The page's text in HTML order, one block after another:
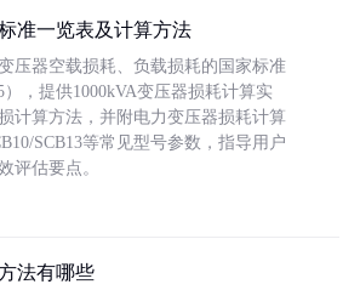
准一览表及计算方法
压器空载损耗、负载损耗的国家标准
），提供1000kVA变压器损耗计算实
计算方法，并附电力变压器损耗计算
SCB13等常见型号参数，指导用户
评估要点。
法有哪些